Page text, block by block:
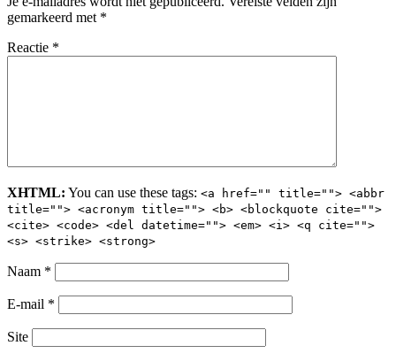
gemarkeerd met *
Reactie *
XHTML: You can use these tags: <a href="" title=""> <abbr
title=""> <acronym title=""> <b> <blockquote cite="">
<cite> <code> <del datetime=""> <em> <i> <q cite="">
<s> <strike> <strong>
Naam *
E-mail *
Site